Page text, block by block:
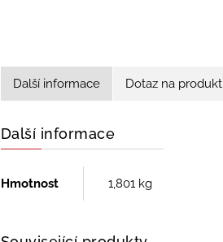
Další informace Dotaz na produkt
Další informace
Hmotnost 1,801 kg